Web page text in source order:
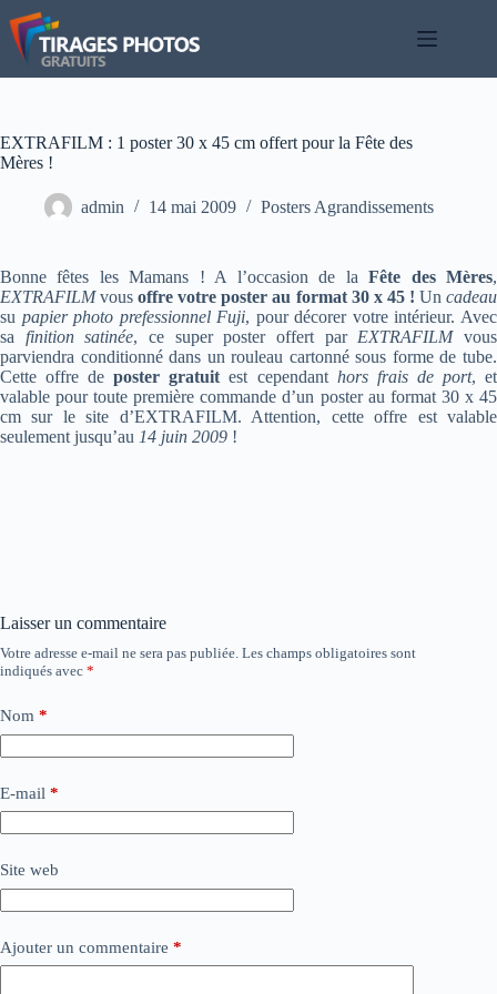
Passer
au
contenu
EXTRAFILM : 1 poster 30 x 45 cm offert pour la Fête des
Mères !
admin 14 mai 2009 Posters Agrandissements
Bonne fêtes les Mamans ! A l’occasion de laFête des Mères,
EXTRAFILMvousoffre votre poster au format 30 x 45 ! Uncadeau
su papier photo prefessionnel Fuji, pour décorer votre intérieur. Avec
sa finition satinée, ce super poster offert par EXTRAFILMvous
parviendra conditionné dans un rouleau cartonné sous forme de tube.
Cette offre deposter gratuit est cependant hors frais de port, et
valable pour toute première commande d’un poster au format 30 x 45
cm sur le site d’EXTRAFILM. Attention, cette offre est valable
seulement jusqu’au 14 juin 2009 !
Laisser un commentaire
Votre adresse e-mail ne sera pas publiée. Les champs obligatoires sont
indiqués avec *
Nom *
E-mail *
Site web
Ajouter un commentaire *